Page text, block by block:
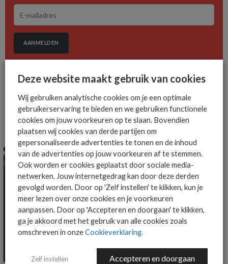
AANMELDEN
MEER ALGEMEEN IT NIEUWS NIEUWS
Deze website maakt gebruik van cookies
Wij gebruiken analytische cookies om je een optimale
gebruikerservaring te bieden en we gebruiken functionele
cookies om jouw voorkeuren op te slaan. Bovendien
plaatsen wij cookies van derde partijen om
gepersonaliseerde advertenties te tonen en de inhoud
van de advertenties op jouw voorkeuren af te stemmen.
Ook worden er cookies geplaatst door sociale media-
netwerken. Jouw internetgedrag kan door deze derden
gevolgd worden. Door op 'Zelf instellen' te klikken, kun je
meer lezen over onze cookies en je voorkeuren
aanpassen. Door op 'Accepteren en doorgaan' te klikken,
ga je akkoord met het gebruik van alle cookies zoals
omschreven in onzeCookieverklaring.
Zelf instellen Accepteren en doorgaan